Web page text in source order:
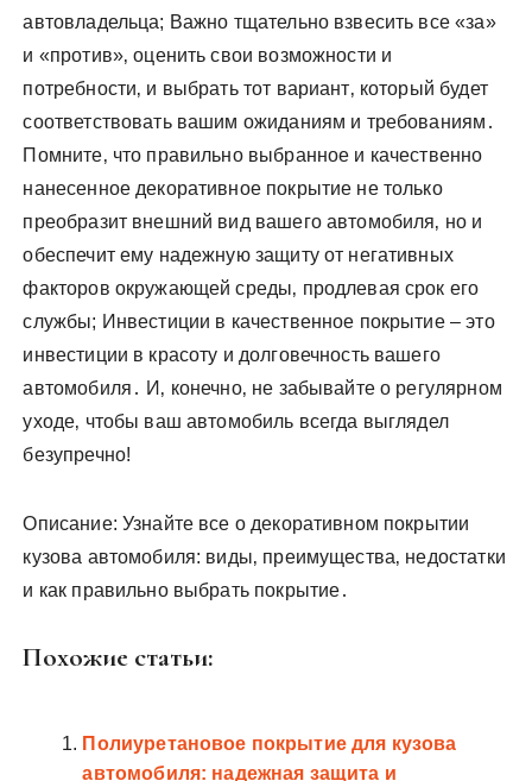
автовладельца; Важно тщательно взвесить все «за»
и «против»‚ оценить свои возможности и
потребности‚ и выбрать тот вариант‚ который будет
соответствовать вашим ожиданиям и требованиям․
Помните‚ что правильно выбранное и качественно
нанесенное декоративное покрытие не только
преобразит внешний вид вашего автомобиля‚ но и
обеспечит ему надежную защиту от негативных
факторов окружающей среды‚ продлевая срок его
службы; Инвестиции в качественное покрытие – это
инвестиции в красоту и долговечность вашего
автомобиля․ И‚ конечно‚ не забывайте о регулярном
уходе‚ чтобы ваш автомобиль всегда выглядел
безупречно!
Описание: Узнайте все о декоративном покрытии
кузова автомобиля: виды‚ преимущества‚ недостатки
и как правильно выбрать покрытие․
Похожие статьи:
Полиуретановое покрытие для кузова
автомобиля: надежная защита и